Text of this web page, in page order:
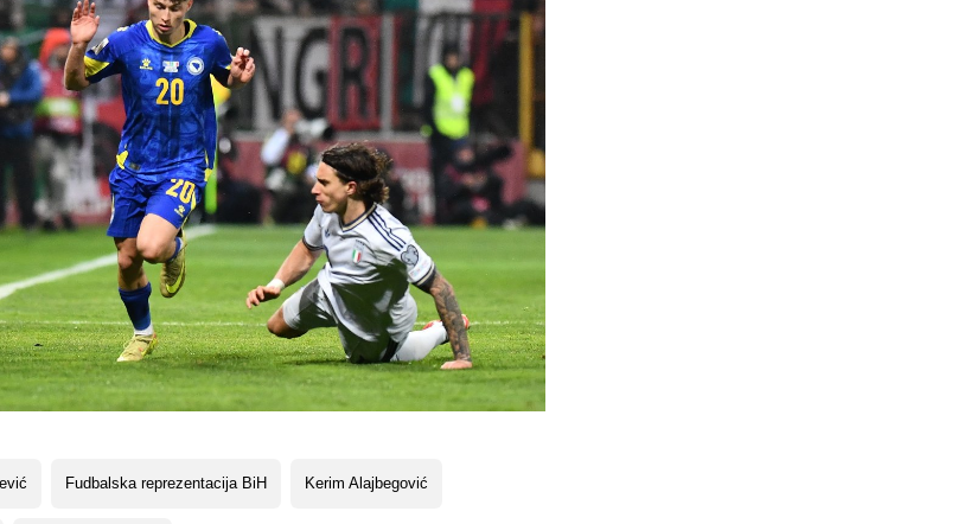
Fudbalska reprezentacija BiH Kerim Alajbegović